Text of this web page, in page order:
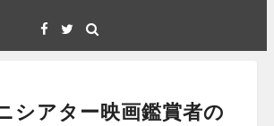
Facebook
Twitter
シアター映画鑑賞者の